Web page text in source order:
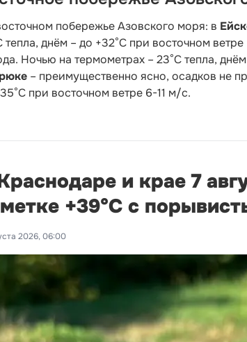
побережье Азовского моря: в
тепла, днём – до +32°С при восточном
Ночью на термометрах – 23°С тепла,
– преимущественно ясно, осадков не
при восточном ветре 6-11 м/с.
и крае 7
+39°С с
2026, 06:00